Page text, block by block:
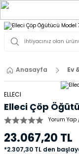
Anasayfa Ev
ELLECI
Elleci Çöp
Yorum Yap
23.067,20 TL
*2.307,30 TL den